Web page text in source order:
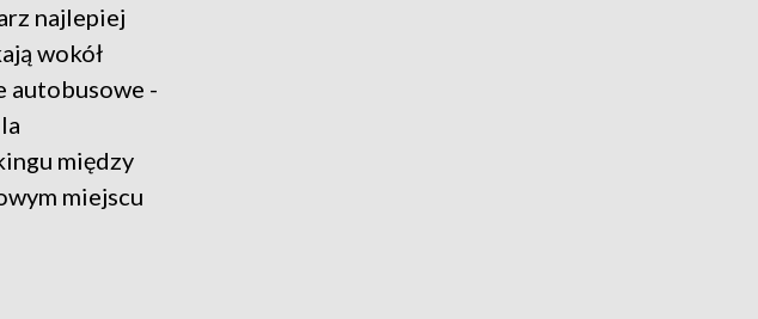
najlepiej
wokół
autobusowe -
między
miejscu